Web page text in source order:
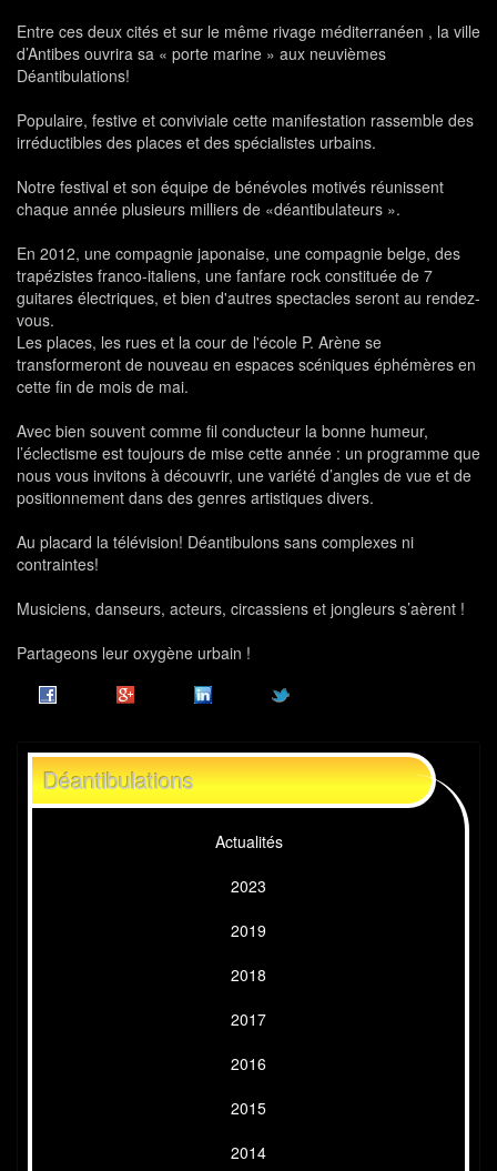
Entre ces deux cités et sur le même rivage méditerranéen , la ville
d’Antibes ouvrira sa « porte marine » aux neuvièmes
Déantibulations!
Populaire, festive et conviviale cette manifestation rassemble des
irréductibles des places et des spécialistes urbains.
Notre festival et son équipe de bénévoles motivés réunissent
chaque année plusieurs milliers de «déantibulateurs ».
En 2012, une compagnie japonaise, une compagnie belge, des
trapézistes franco-italiens, une fanfare rock constituée de 7
guitares électriques, et bien d'autres spectacles seront au rendez-
vous.
Les places, les rues et la cour de l'école P. Arène se
transformeront de nouveau en espaces scéniques éphémères en
cette fin de mois de mai.
Avec bien souvent comme fil conducteur la bonne humeur,
l’éclectisme est toujours de mise cette année : un programme que
nous vous invitons à découvrir, une variété d’angles de vue et de
positionnement dans des genres artistiques divers.
Au placard la télévision! Déantibulons sans complexes ni
contraintes!
Musiciens, danseurs, acteurs, circassiens et jongleurs s’aèrent !
Partageons leur oxygène urbain !
Déantibulations
Actualités
2023
2019
2018
2017
2016
2015
2014